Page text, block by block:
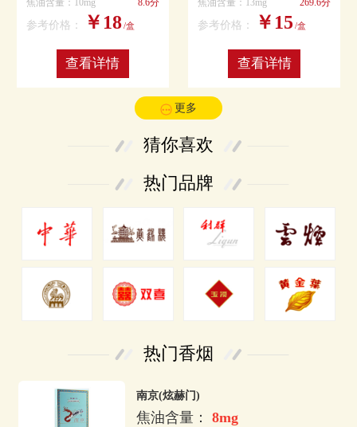
焦油含量：10mg 8.6分
参考价格： ￥18/盒
查看详情
焦油含量：13mg 269.6分
参考价格： ￥15 /盒
查看详情
更多
猜你喜欢
热门品牌
热门香烟
南京(炫赫门)
焦油含量：8mg